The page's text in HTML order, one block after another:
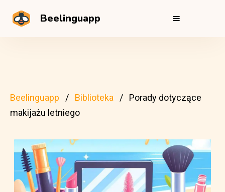
Beelinguapp
Beelinguapp Biblioteka
Porady dotyczące
makijażu letniego